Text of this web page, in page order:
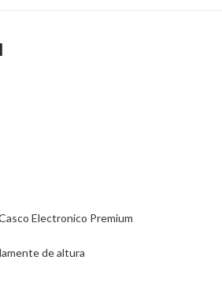
Electronico Premium
de altura